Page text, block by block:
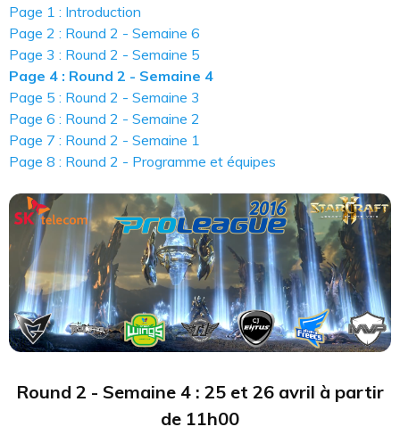
Page 1 : Introduction
Page 2 : Round 2 - Semaine 6
Page 3 : Round 2 - Semaine 5
Page 4 : Round 2 - Semaine 4
Page 5 : Round 2 - Semaine 3
Page 6 : Round 2 - Semaine 2
Page 7 : Round 2 - Semaine 1
Page 8 : Round 2 - Programme et équipes
Round 2 - Semaine 4 : 25 et 26 avril à partir
de 11h00